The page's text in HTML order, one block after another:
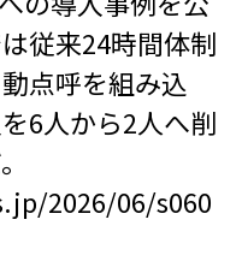
従来24時間体制
点呼を組み込
6人から2人へ削
2026/06/s060